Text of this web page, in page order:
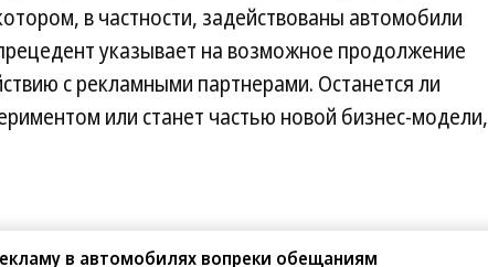
в частности, задействованы автомобили
указывает на возможное продолжение
с рекламными партнерами. Останется ли
или станет частью новой бизнес-модели,
в автомобилях вопреки обещаниям